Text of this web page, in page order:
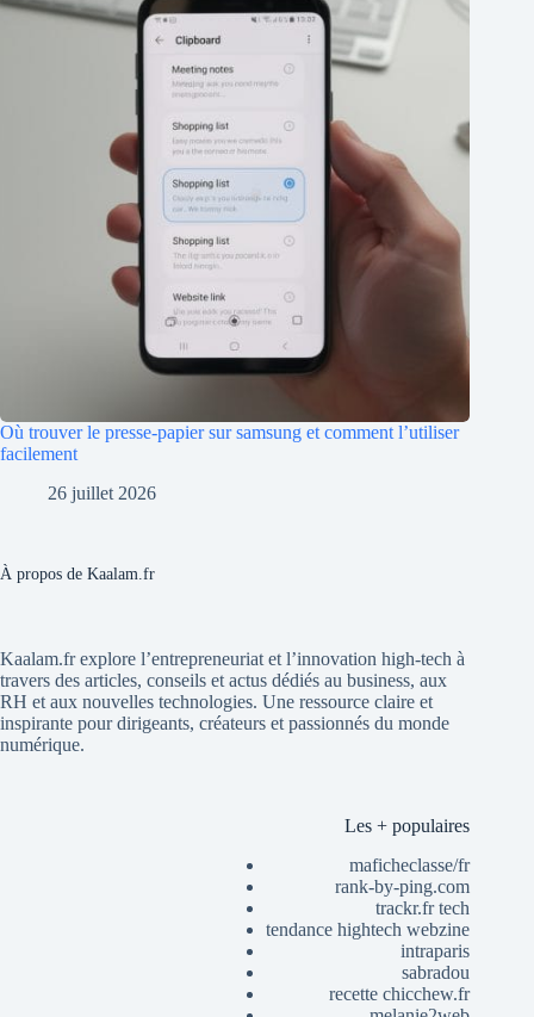
Où trouver le presse-papier sur samsung et comment l’utiliser
facilement
26 juillet 2026
À propos de Kaalam.fr
Kaalam.fr explore l’entrepreneuriat et l’innovation high-tech à
travers des articles, conseils et actus dédiés au business, aux
RH et aux nouvelles technologies. Une ressource claire et
inspirante pour dirigeants, créateurs et passionnés du monde
numérique.
Les + populaires
maficheclasse/fr
rank-by-ping.com
trackr.fr tech
tendance hightech webzine
intraparis
sabradou
recette chicchew.fr